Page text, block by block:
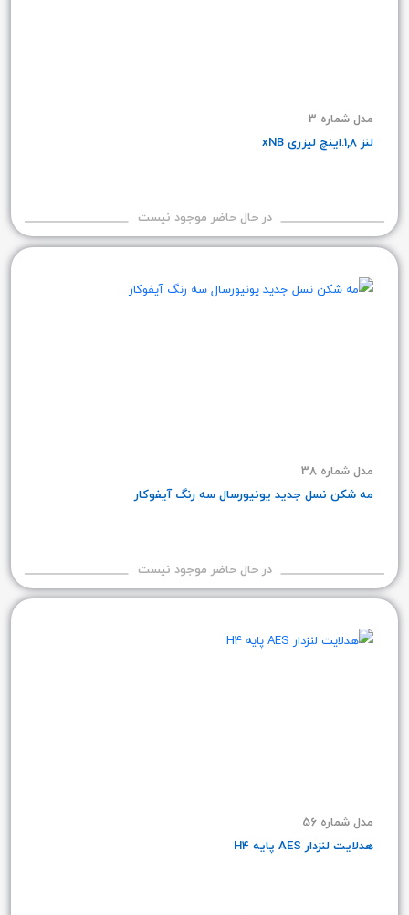
مدل شماره 3
لنز 1,8.اینچ لیزری xNB
در حال حاضر موجود نیست
مدل شماره 38
مه شکن نسل جدید یونیورسال سه رنگ آیفوکار
در حال حاضر موجود نیست
مدل شماره 56
هدلایت لنزدار AES پایه H4